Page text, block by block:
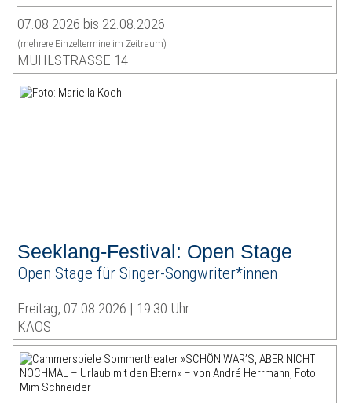
07.08.2026 bis 22.08.2026
(mehrere Einzeltermine im Zeitraum)
MÜHLSTRASSE 14
Seeklang-Festival: Open Stage
Open Stage für Singer-Songwriter*innen
Freitag, 07.08.2026 | 19:30 Uhr
KAOS